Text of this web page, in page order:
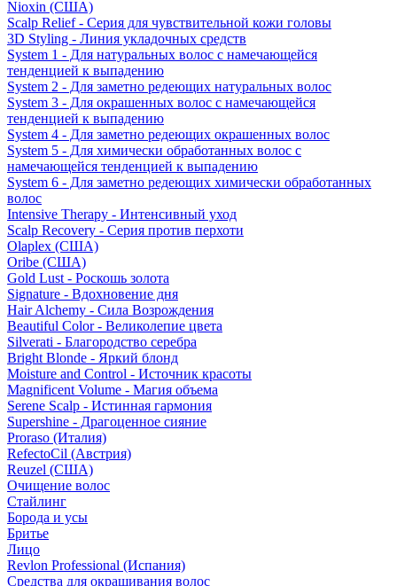
Nioxin (США)
Scalp Relief - Серия для чувствительной кожи головы
3D Styling - Линия укладочных средств
System 1 - Для натуральных волос с намечающейся
тенденцией к выпадению
System 2 - Для заметно редеющих натуральных волос
System 3 - Для окрашенных волос с намечающейся
тенденцией к выпадению
System 4 - Для заметно редеющих окрашенных волос
System 5 - Для химически обработанных волос с
намечающейся тенденцией к выпадению
System 6 - Для заметно редеющих химически обработанных
волос
Intensive Therapy - Интенсивный уход
Scalp Recovery - Серия против перхоти
Olaplex (США)
Oribe (США)
Gold Lust - Роскошь золота
Signature - Вдохновение дня
Hair Alchemy - Сила Возрождения
Beautiful Color - Великолепие цвета
Silverati - Благородство серебра
Bright Blonde - Яркий блонд
Moisture and Control - Источник красоты
Magnificent Volume - Магия объема
Serene Scalp - Истинная гармония
Supershine - Драгоценное сияние
Proraso (Италия)
RefectoCil (Австрия)
Reuzel (США)
Очищение волос
Стайлинг
Борода и усы
Бритье
Лицо
Revlon Professional (Испания)
Средства для окрашивания волос